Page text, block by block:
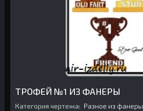
ТРОФЕЙ №1 ИЗ ФАНЕРЫ
Категория чертежа: Разное из фанеры